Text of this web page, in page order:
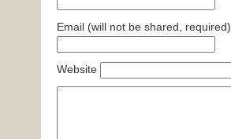
Email (will not be shared, required)
Website